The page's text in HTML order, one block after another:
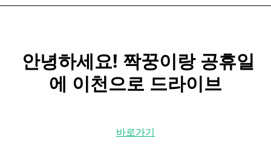
​ 안녕하세요! 짝꿍이랑 공휴일
에 이천으로 드라이브
바로가기